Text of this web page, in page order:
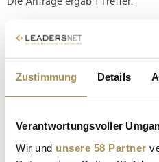
Zustimmung Details
Verantwortungsvoller
Wir und unsere 58 Partner
Tipp
Setzen Sie die gesuchten
Anführungszeichen: zb
Bund öffnet neues
bis zu 6.000 Euro Zuschuss